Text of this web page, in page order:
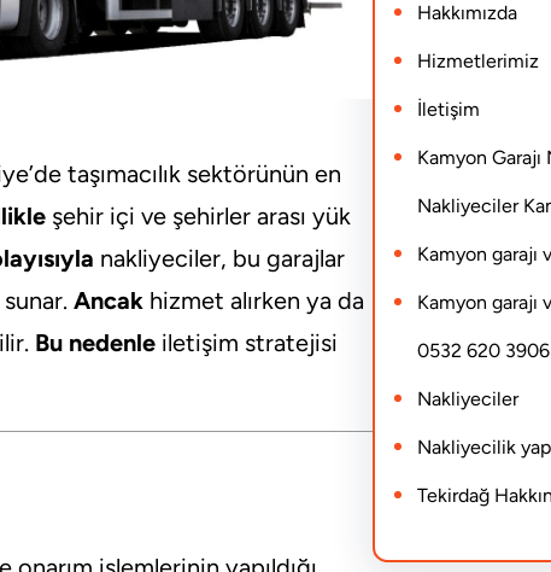
taşımacılık sektörünün en
şehir içi ve şehirler arası yük
nakliyeciler, bu garajlar
Ancak hizmet alırken ya da
Bu nedenle iletişim stratejisi
Hakkımızda
Hizmetlerimiz
İletişim
Kamyon Garajı
Nakliyeciler
Kamyon garajı
Kamyon garajı
0532 620 3906
Nakliyeciler
Nakliyecilik
Tekirdağ